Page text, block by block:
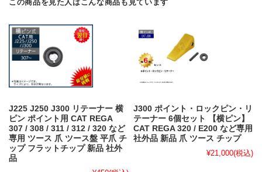
この商品を見た人はこんな商品も見ています
J225 J250 J300 リテーナー 横
ピン ポイント用 CAT REGA
307 / 308 / 311 / 312 / 320 など
専用 ツース 爪 ツース盤 平爪 チ
ップ フラットチップ 新品 社外
品
J300 ポイント・ロックピン・リ
テーナー 6個セット 【横ピン】
CAT REGA 320 / E200 など専用
社外品 新品 爪 ツース チップ
¥21,000(税込)